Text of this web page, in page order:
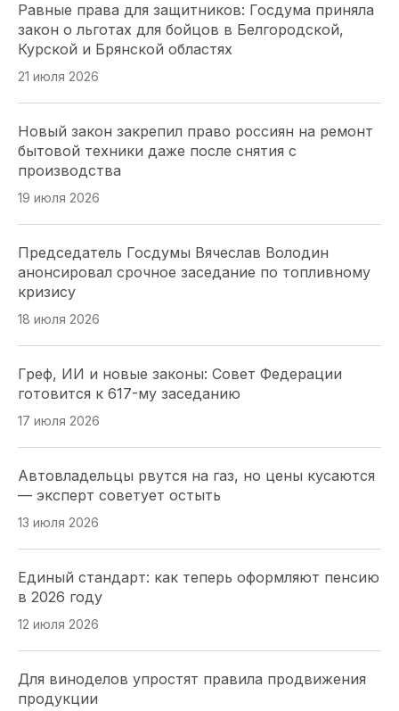
Парламентарии Кубани перераспределяют
нагрузку на мировых судей: два участка
упразднены, два созданы
16 июля 2026
Лесные поправки на Кубани:председатель ЗСК
разъяснил, кого коснутся изменения
16 июля 2026
назвал решение стратегическим для региона
16 июля 2026
16 июля 2026
НДФЛ
16 июля 2026
инвесторов: 3 млрд рублей и гостиница не ниже
4 звезд
16 июля 2026
Производство остановлено, люди без работы:
парламентарии ЛНР обсуждают спасение
Равные права для защитников: Госдума приняла
закон о льготах для бойцов в Белгородской,
Курской и Брянской областях
21 июля 2026
Новый закон закрепил право россиян на ремонт
бытовой техники даже после снятия с
производства
19 июля 2026
Председатель Госдумы Вячеслав Володин
анонсировал срочное заседание по топливному
кризису
18 июля 2026
Греф, ИИ и новые законы: Совет Федерации
готовится к 617-му заседанию
17 июля 2026
Автовладельцы рвутся на газ, но цены кусаются
— эксперт советует остыть
13 июля 2026
Единый стандарт: как теперь оформляют пенсию
в 2026 году
12 июля 2026
Для виноделов упростят правила продвижения
продукции